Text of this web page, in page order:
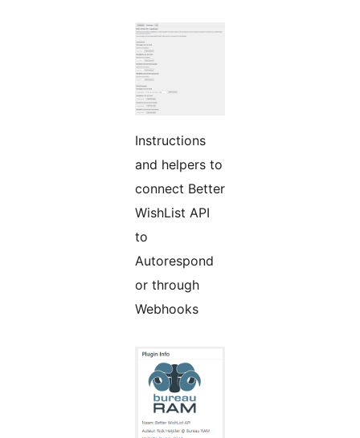
Instructions
and helpers to
connect Better
WishList API
to
Autorespond
or through
Webhooks